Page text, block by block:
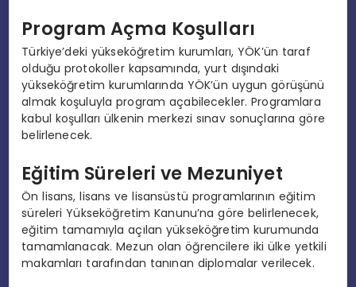
Program Açma Koşulları
Türkiye’deki yükseköğretim kurumları, YÖK’ün taraf
olduğu protokoller kapsamında, yurt dışındaki
yükseköğretim kurumlarında YÖK’ün uygun görüşünü
almak koşuluyla program açabilecekler. Programlara
kabul koşulları ülkenin merkezi sınav sonuçlarına göre
belirlenecek.
Eğitim Süreleri ve Mezuniyet
Ön lisans, lisans ve lisansüstü programlarının eğitim
süreleri Yükseköğretim Kanunu’na göre belirlenecek,
eğitim tamamıyla açılan yükseköğretim kurumunda
tamamlanacak. Mezun olan öğrencilere iki ülke yetkili
makamları tarafından tanınan diplomalar verilecek.